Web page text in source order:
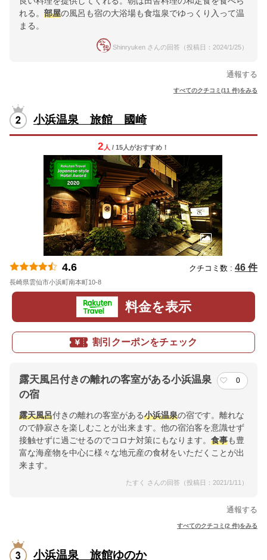
れる。 部屋の風呂も宿の大浴場も食塩泉でゆっくり入って温
まる。
Shinryuken さんの回答（投稿日：2024/1/25）
通報する
すべてのクチコミ(11 件)をみる
小浜温泉 旅館 國崎
2 人 / 15人がおすすめ！
4.6 クチコミ数 : 46 件
長崎県雲仙市小浜町南本町10-8
料金を表示
割引クーポンをチェック
露天風呂付きの離れの客室がある小浜温泉
の宿
0
露天風呂付きの離れの客室がある小浜温泉の宿です。離れな
ので静寂さを楽しむことが出来ます。他の宿泊客を意識せず
接触せずに過ごせるのでコロナ対策にもなります。 食事も豊
富な海産物を中心に様々な地元産の食材をいただくことが出
来ます。
たすく さんの回答（投稿日：2021/1/11）
通報する
すべてのクチコミ(2 件)をみる
小浜温泉 旅館ゆのか